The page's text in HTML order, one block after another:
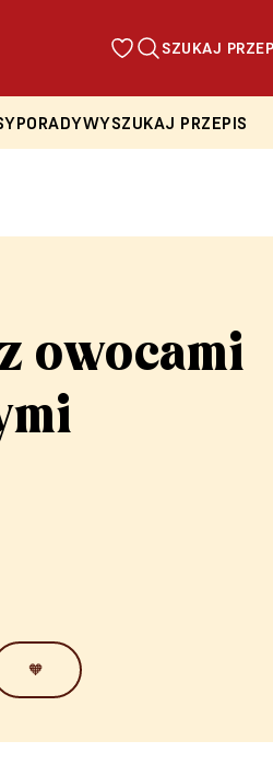
SZUKAJ
PORADYWYSZUKAJ PRZEPIS
owocami
🧡